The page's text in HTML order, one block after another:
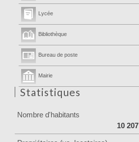
Lycée
Bibliothèque
Bureau de poste
Mairie
Statistiques
Nombre d'habitants
10 207